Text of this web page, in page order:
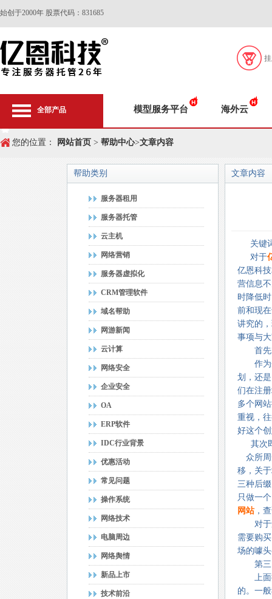
始创于2000年 股票代码：831685
全部产品 模型服务平台 海外云
您的位置： 网站首页 > 帮助中心>文章内容
帮助类别
服务器租用
服务器托管
云主机
网络营销
服务器虚拟化
CRM管理软件
域名帮助
网游新闻
云计算
网络安全
企业安全
OA
ERP软件
IDC行业背景
优惠活动
常见问题
操作系统
网络技术
电脑周边
网络舆情
新品上市
技术前沿
文章内容
关键
对于
亿恩科
营信息
时降低
前和现
讲究的
事项与
首先
作为企
划，还
们在注
多个网
重视，
好这个
其次
众所周
移，关
三种后
只做一
网站，
对于还
需要购
场的噱
第三
上面
的。一